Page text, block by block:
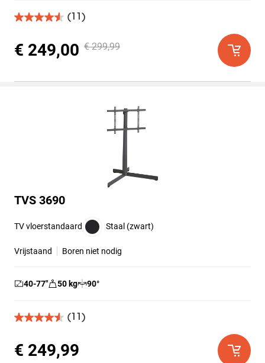
(11)
4.5
de
5
11
€ 249,00 € 299,99
TVS 3690
TV vloerstandaard Staal (zwart)
Vrijstaand Boren niet nodig
40-77″ 50 kg 90°
(11)
4.5
de
5
€ 249,99